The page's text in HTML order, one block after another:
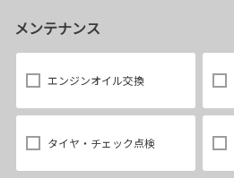
メンテナンス
エンジンオイル交換
タイヤ・チェック点検